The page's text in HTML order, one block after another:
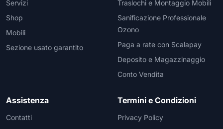
Servizi
Shop
Mobili
Sezione usato garantito
Traslochi e Montaggio Mobili
Sanificazione Professionale
Ozono
Paga a rate con Scalapay
Deposito e Magazzinaggio
Conto Vendita
Assistenza
Contatti
Termini e Condizioni
Privacy Policy